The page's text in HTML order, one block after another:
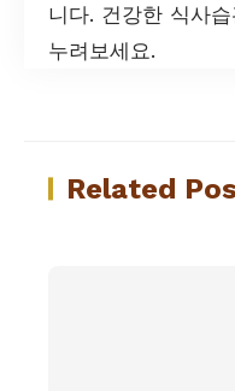
니다. 건강한 식사
누려보세요.
Related